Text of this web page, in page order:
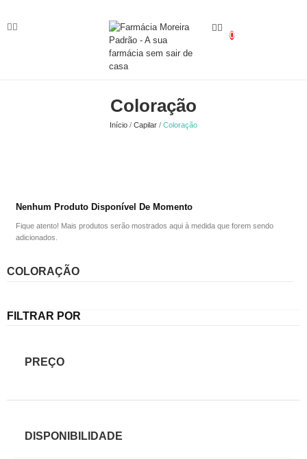
0
Coloração
Início Capilar Coloração
COLORAÇÃO
FILTRAR POR
PREÇO
DISPONIBILIDADE
Nenhum Produto Disponível De Momento
Fique atento! Mais produtos serão mostrados aqui à medida que forem sendo
adicionados.